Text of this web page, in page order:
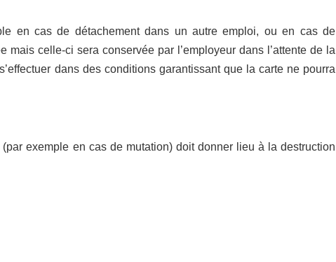
en cas de détachement dans un autre emploi, ou en cas de
mais celle-ci sera conservée par l’employeur dans l’attente de la
dans des conditions garantissant que la carte ne pourra
exemple en cas de mutation) doit donner lieu à la destruction